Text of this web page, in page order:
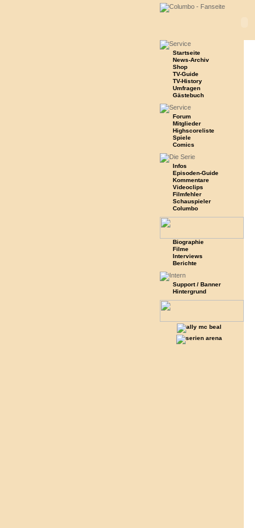
Startseite
News-Archiv
Shop
TV-Guide
TV-History
Umfragen
Gästebuch
Forum
Mitglieder
Highscoreliste
Spiele
Comics
Infos
Episoden-Guide
Kommentare
Videoclips
Filmfehler
Schauspieler
Columbo
Biographie
Filme
Interviews
Berichte
Support / Banner
Hintergrund